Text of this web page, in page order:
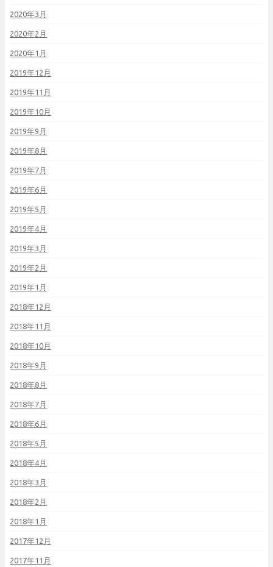
2020年3月
2020年2月
2020年1月
2019年12月
2019年11月
2019年10月
2019年9月
2019年8月
2019年7月
2019年6月
2019年5月
2019年4月
2019年3月
2019年2月
2019年1月
2018年12月
2018年11月
2018年10月
2018年9月
2018年8月
2018年7月
2018年6月
2018年5月
2018年4月
2018年3月
2018年2月
2018年1月
2017年12月
2017年11月